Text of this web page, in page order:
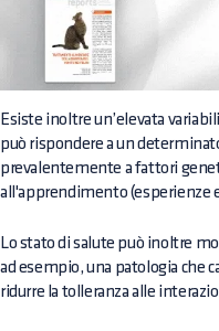
Esiste inoltre un’elevata
può rispondere a un
prevalentemente a fattori
all'apprendimento (esperienze
Lo stato di salute può inoltre
ad esempio, una patologia che
ridurre la tolleranza alle